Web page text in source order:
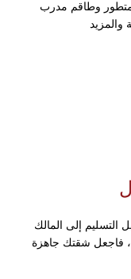
متطور وطاقم مدرب
التسليم إلى المالك
، فاجعل شقتك جاهزة